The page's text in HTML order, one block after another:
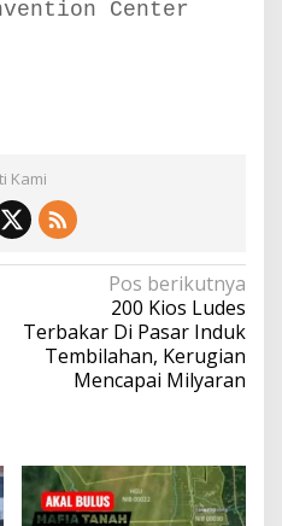
Center
Kami
Pos berikutnya
200 Kios Ludes
Terbakar Di Pasar Induk
Tembilahan, Kerugian
Mencapai Milyaran